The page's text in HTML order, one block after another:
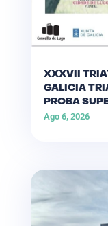
XXXVII
GALICIA
PROBA
Ago 6, 2026